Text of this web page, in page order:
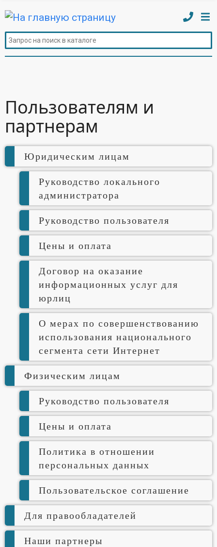
Пользователям и
партнерам
Юридическим лицам
Руководство локального
администратора
Руководство пользователя
Цены и оплата
Договор на оказание
информационных услуг для
юрлиц
О мерах по совершенствованию
использования национального
сегмента сети Интернет
Физическим лицам
Руководство пользователя
Цены и оплата
Политика в отношении
персональных данных
Пользовательское соглашение
Для правообладателей
Наши партнеры